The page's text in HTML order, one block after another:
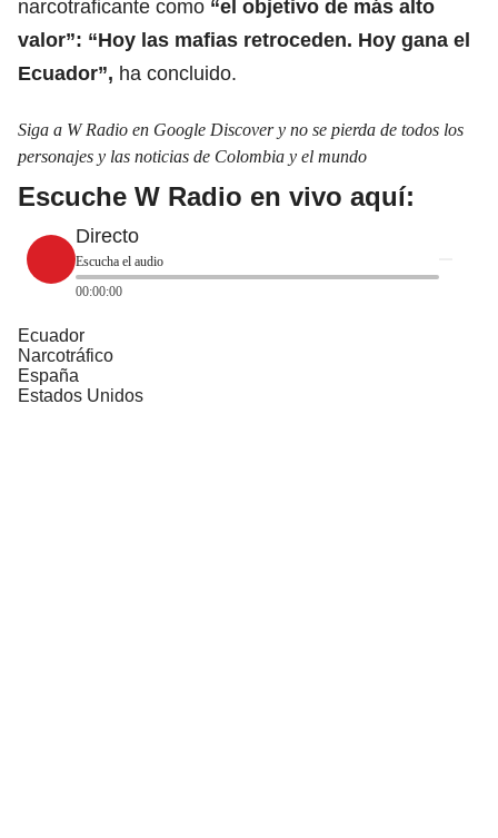
narcotraficante como “el objetivo de más alto
valor”: “Hoy las mafias retroceden. Hoy gana el
Ecuador”, ha concluido.
Siga a W Radio en Google Discover y no se pierda de todos los
personajes y las noticias de Colombia y el mundo
Escuche W Radio en vivo aquí:
Directo
Escucha el audio
00:00:00
Ecuador
Narcotráfico
España
Estados Unidos